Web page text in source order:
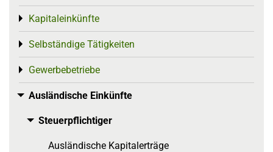
Kapitaleinkünfte
Toggle menu
Selbständige Tätigkeiten
Toggle menu
Gewerbebetriebe
Toggle menu
Ausländische Einkünfte
Toggle menu
Steuerpflichtiger
Toggle menu
Ausländische Kapitalerträge